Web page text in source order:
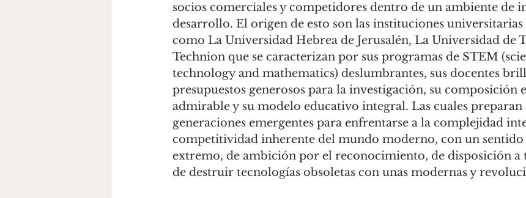
socios comerciales y competidores dentro de un ambiente de
desarrollo. El origen de esto son las instituciones
como La Universidad Hebrea de Jerusalén, La Universidad de
Technion que se caracterizan por sus programas de STEM
technology and mathematics) deslumbrantes, sus docentes
presupuestos generosos para la investigación, su composición
admirable y su modelo educativo integral. Las cuales preparan
generaciones emergentes para enfrentarse a la complejidad
competitividad inherente del mundo moderno, con un
extremo, de ambición por el reconocimiento, de disposición a
de destruir tecnologías obsoletas con unas modernas y